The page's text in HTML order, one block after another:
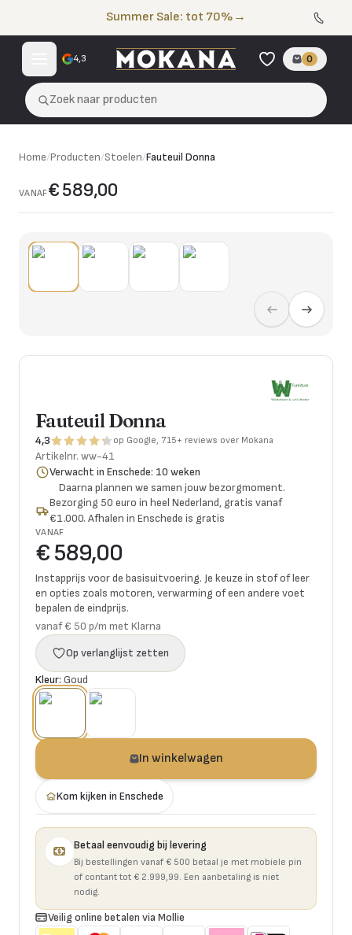
Summer Sale: tot 70% →
4,3 0
Zoek naar producten
Home/Producten/Stoelen/Fauteuil Donna
VANAF€ 589,00
Fauteuil Donna
4,3 op Google, 715+ reviews over Mokana
Artikelnr. ww-41
Verwacht in Enschede: 10 weken
Daarna plannen we samen jouw bezorgmoment.
Bezorging 50 euro in heel Nederland, gratis vanaf
€1.000. Afhalen in Enschede is gratis
VANAF
€ 589,00
Instapprijs voor de basisuitvoering. Je keuze in stof of leer
en opties zoals motoren, verwarming of een andere voet
bepalen de eindprijs.
vanaf € 50 p/m met Klarna
Op verlanglijst zetten
Kleur: Goud
In winkelwagen
Kom kijken in Enschede
Betaal eenvoudig bij levering
Bij bestellingen vanaf € 500 betaal je met mobiele pin
of contant tot € 2.999,99. Een aanbetaling is niet
nodig.
Veilig online betalen via Mollie